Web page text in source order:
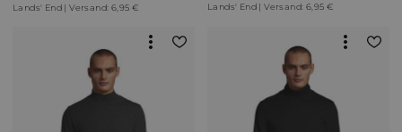
Lands' End | Versand: 6,95 €
Lands' End | Versand: 6,95 €